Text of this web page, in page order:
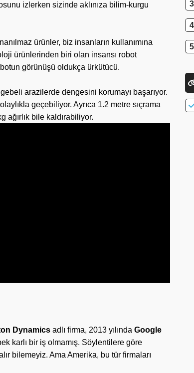
izlerken sizinde aklınıza bilim-kurgu
ürünler, biz insanların kullanımına
ürünlerinden biri olan insansı robot
görünüşü oldukça ürkütücü.
arazilerde dengesini korumayı başarıyor.
geçebiliyor. Ayrıca 1.2 metre sıçrama
ağırlık bile kaldırabiliyor.
Dynamics adlı firma, 2013 yılında Google
karlı bir iş olmamış. Söylentilere göre
bilemeyiz. Ama Amerika, bu tür firmaları